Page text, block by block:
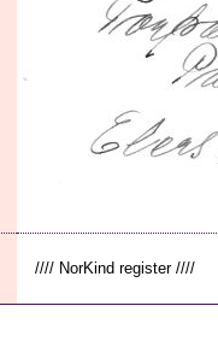
//// NorKind register ////